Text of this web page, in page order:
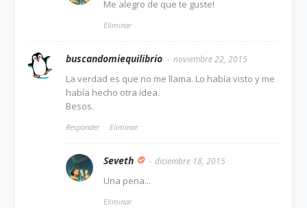
Me alegro de que te guste!
Eliminar
buscandomiequilibrio noviembre 22, 2015
La verdad es que no me llama. Lo había visto y me
había hecho otra idea.
Besos.
Responder Eliminar
Seveth diciembre 18, 2015
Una pena...
Eliminar